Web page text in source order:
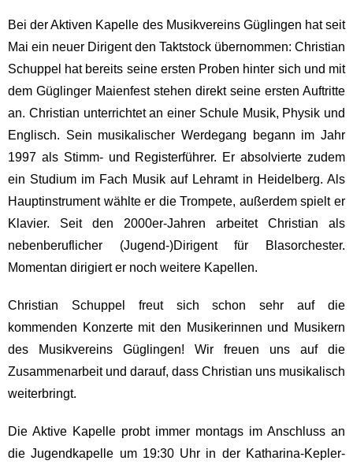
Bei der Aktiven Kapelle des Musikvereins Güglingen hat seit
Mai ein neuer Dirigent den Taktstock übernommen: Christian
Schuppel hat bereits seine ersten Proben hinter sich und mit
dem Güglinger Maienfest stehen direkt seine ersten Auftritte
an. Christian unterrichtet an einer Schule Musik, Physik und
Englisch. Sein musikalischer Werdegang begann im Jahr
1997 als Stimm- und Registerführer. Er absolvierte zudem
ein Studium im Fach Musik auf Lehramt in Heidelberg. Als
Hauptinstrument wählte er die Trompete, außerdem spielt er
Klavier. Seit den 2000er-Jahren arbeitet Christian als
nebenberuflicher (Jugend-)Dirigent für Blasorchester.
Momentan dirigiert er noch weitere Kapellen.
Christian Schuppel freut sich schon sehr auf die
kommenden Konzerte mit den Musikerinnen und Musikern
des Musikvereins Güglingen! Wir freuen uns auf die
Zusammenarbeit und darauf, dass Christian uns musikalisch
weiterbringt.
Die Aktive Kapelle probt immer montags im Anschluss an
die Jugendkapelle um 19:30 Uhr in der Katharina-Kepler-